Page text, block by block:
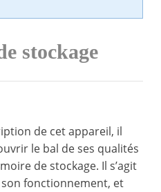
stockage
de cet appareil, il
le bal de ses qualités
de stockage. Il s’agit
fonctionnement, et